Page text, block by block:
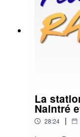
La
Naintré
28:24 |